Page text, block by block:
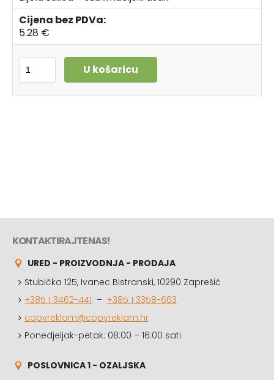
Cijena bez PDVa:
5.28 €
U košaricu
KONTAKTIRAJTE NAS!
URED - PROIZVODNJA - PRODAJA
Stubička 125, Ivanec Bistranski, 10290 Zaprešić
+385 1 3462-441 – +385 1 3358-663
copyreklam@copyreklam.hr
Ponedjeljak-petak: 08:00 – 16:00 sati
POSLOVNICA 1 - OZALJSKA